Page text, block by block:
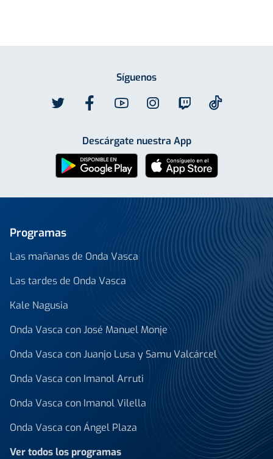
Síguenos
Descárgate nuestra App
Programas
Las mañanas de Onda Vasca
Las tardes de Onda Vasca
Kale Nagusia
Onda Vasca con José Manuel Monje
Onda Vasca con Juanjo Lusa y Samu Valcárcel
Onda Vasca con Imanol Arruti
Onda Vasca con Imanol Vilella
Onda Vasca con Ángel Plaza
Ver todos los programas